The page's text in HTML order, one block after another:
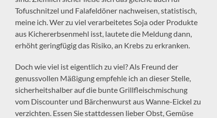
Tofuschnitzel und Falafeldöner nachweisen, statistisch,
meine ich. Wer zu viel verarbeitetes Soja oder Produkte
aus Kichererbsenmehl isst, lautete die Meldung dann,
erhöht geringfügig das Risiko, an Krebs zu erkranken.
Doch wie viel ist eigentlich zu viel? Als Freund der
genussvollen Mäßigung empfehle ich an dieser Stelle,
sicherheitshalber auf die bunte Grillfleischmischung
vom Discounter und Bärchenwurst aus Wanne-Eickel zu
verzichten. Essen Sie stattdessen lieber Obst, Gemüse